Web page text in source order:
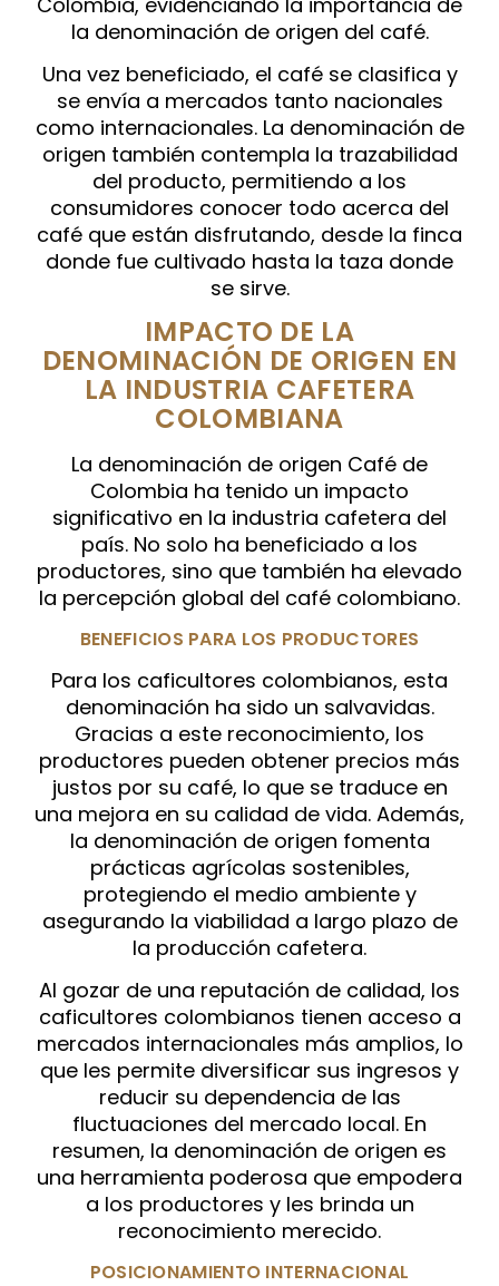
la denominación de origen del café.
Una vez beneficiado, el café se clasifica y
se envía a mercados tanto nacionales
como internacionales. La denominación de
origen también contempla la trazabilidad
del producto, permitiendo a los
consumidores conocer todo acerca del
café que están disfrutando, desde la finca
donde fue cultivado hasta la taza donde
se sirve.
IMPACTO DE LA
DENOMINACIÓN DE ORIGEN EN
LA INDUSTRIA CAFETERA
COLOMBIANA
La denominación de origen Café de
Colombia ha tenido un impacto
significativo en la industria cafetera del
país. No solo ha beneficiado a los
productores, sino que también ha elevado
la percepción global del café colombiano.
BENEFICIOS PARA LOS PRODUCTORES
Para los caficultores colombianos, esta
denominación ha sido un salvavidas.
Gracias a este reconocimiento, los
productores pueden obtener precios más
justos por su café, lo que se traduce en
una mejora en su calidad de vida. Además,
la denominación de origen fomenta
prácticas agrícolas sostenibles,
protegiendo el medio ambiente y
asegurando la viabilidad a largo plazo de
la producción cafetera.
Al gozar de una reputación de calidad, los
caficultores colombianos tienen acceso a
mercados internacionales más amplios, lo
que les permite diversificar sus ingresos y
reducir su dependencia de las
fluctuaciones del mercado local. En
resumen, la denominación de origen es
una herramienta poderosa que empodera
a los productores y les brinda un
reconocimiento merecido.
POSICIONAMIENTO INTERNACIONAL